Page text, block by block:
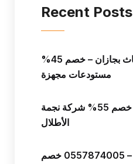
Recent Posts
شركة تخزين اثاث بجازان – خصم 45%
مستودعات مجهزة
دينا نقل عفش بجازان — خصم 55% شركة نجمة
الأطلال
شركة نقل عفش بفيفاء – 0557874005 خصم